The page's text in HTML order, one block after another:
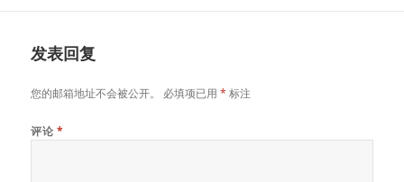
发表回复
您的邮箱地址不会被公开。 必填项已用* 标注
评论 *